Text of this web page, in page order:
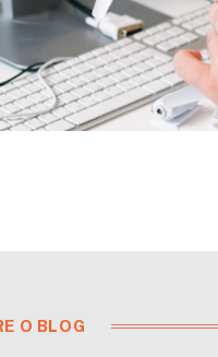
O BLOG